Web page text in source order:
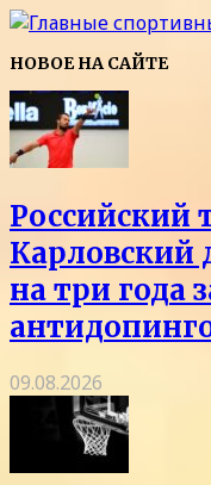
НОВОЕ НА САЙТЕ
Российский
Карловский
на три года
09.08.2026